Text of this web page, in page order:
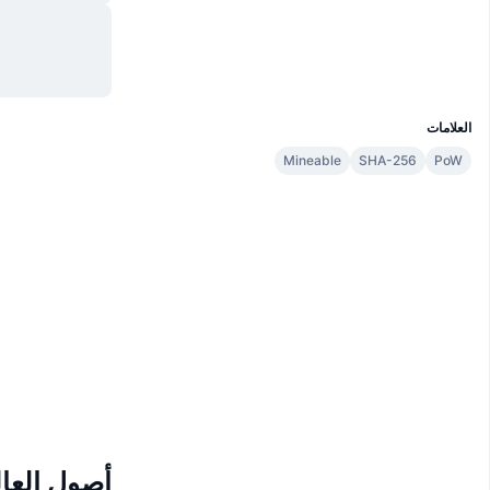
العلامات
PoW
SHA-256
Mineable
أصول